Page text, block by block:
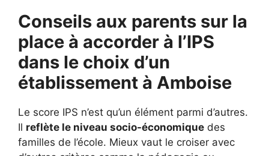
Conseils aux parents sur la
place à accorder à l’IPS
dans le choix d’un
établissement à Amboise
Le score IPS n’est qu’un élément parmi d’autres.
Il reflète le niveau socio-économique des
familles de l’école. Mieux vaut le croiser avec